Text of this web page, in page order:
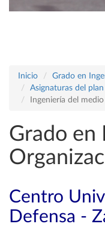
Inicio
Grado en
Asignaturas del
Ingeniería del
Grado en
Centro
Defensa -